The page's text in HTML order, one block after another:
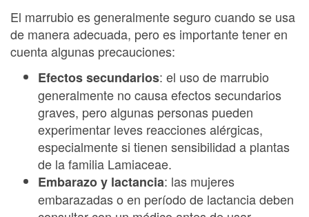
El marrubio es generalmente seguro cuando se usa
de manera adecuada, pero es importante tener en
cuenta algunas precauciones:
Efectos secundarios: el uso de marrubio
generalmente no causa efectos secundarios
graves, pero algunas personas pueden
experimentar leves reacciones alérgicas,
especialmente si tienen sensibilidad a plantas
de la familia Lamiaceae.
Embarazo y lactancia: las mujeres
embarazadas o en período de lactancia deben